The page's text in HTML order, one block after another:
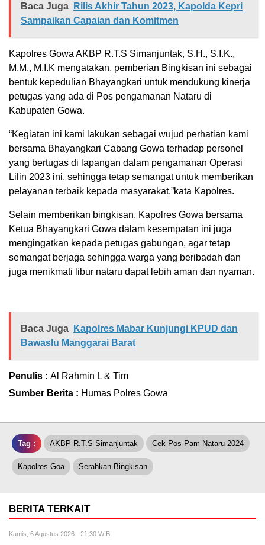
Baca Juga
Rilis Akhir Tahun 2023, Kapolda Kepri
Sampaikan Capaian dan Komitmen
Kapolres Gowa AKBP R.T.S Simanjuntak, S.H., S.I.K.,
M.M., M.I.K mengatakan, pemberian Bingkisan ini sebagai
bentuk kepedulian Bhayangkari untuk mendukung kinerja
petugas yang ada di Pos pengamanan Nataru di
Kabupaten Gowa.
“Kegiatan ini kami lakukan sebagai wujud perhatian kami
bersama Bhayangkari Cabang Gowa terhadap personel
yang bertugas di lapangan dalam pengamanan Operasi
Lilin 2023 ini, sehingga tetap semangat untuk memberikan
pelayanan terbaik kepada masyarakat,”kata Kapolres.
Selain memberikan bingkisan, Kapolres Gowa bersama
Ketua Bhayangkari Gowa dalam kesempatan ini juga
mengingatkan kepada petugas gabungan, agar tetap
semangat berjaga sehingga warga yang beribadah dan
juga menikmati libur nataru dapat lebih aman dan nyaman.
Baca Juga
Kapolres Mabar Kunjungi KPUD dan
Bawaslu Manggarai Barat
Penulis : Al Rahmin L & Tim
Sumber Berita : Humas Polres Gowa
Tag : AKBP R.T.S Simanjuntak Cek Pos Pam Nataru 2024
Kapolres Goa Serahkan Bingkisan
BERITA TERKAIT
Kamis, 6 Agustus 2026 - 21:30 WIB